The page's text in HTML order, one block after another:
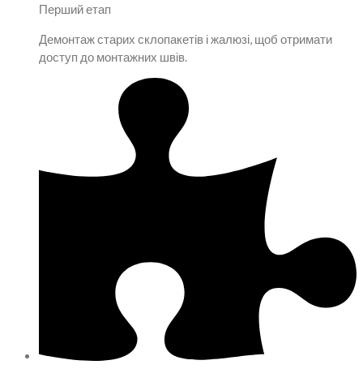
Перший етап
Демонтаж старих склопакетів і жалюзі, щоб отримати
доступ до монтажних швів.